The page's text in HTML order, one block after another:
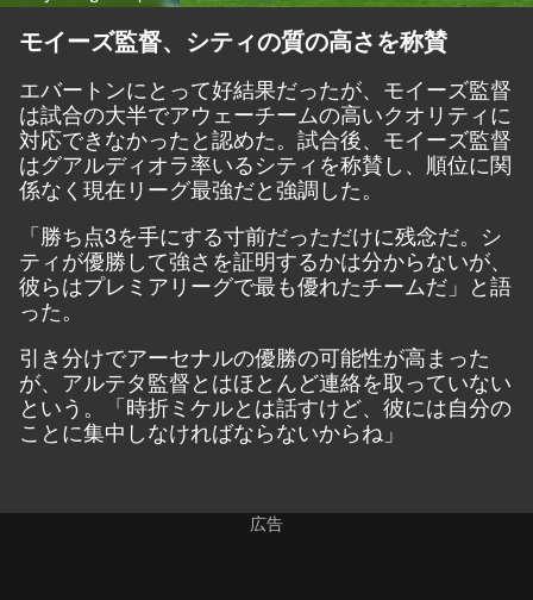
モイーズ監督、シティの質の高さを称賛
エバートンにとって好結果だったが、モイーズ監督
は試合の大半でアウェーチームの高いクオリティに
対応できなかったと認めた。試合後、モイーズ監督
はグアルディオラ率いるシティを称賛し、順位に関
係なく現在リーグ最強だと強調した。
「勝ち点3を手にする寸前だっただけに残念だ。シ
ティが優勝して強さを証明するかは分からないが、
彼らはプレミアリーグで最も優れたチームだ」と語
った。
引き分けでアーセナルの優勝の可能性が高まった
が、アルテタ監督とはほとんど連絡を取っていない
という。「時折ミケルとは話すけど、彼には自分の
ことに集中しなければならないからね」